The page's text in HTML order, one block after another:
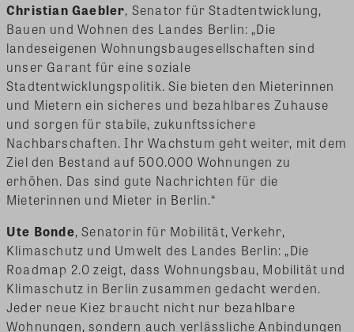
Christian Gaebler, Senator für Stadtentwicklung,
Bauen und Wohnen des Landes Berlin: „Die
landeseigenen Wohnungsbaugesellschaften sind
unser Garant für eine soziale
Stadtentwicklungspolitik. Sie bieten den Mieterinnen
und Mietern ein sicheres und bezahlbares Zuhause
und sorgen für stabile, zukunftssichere
Nachbarschaften. Ihr Wachstum geht weiter, mit dem
Ziel den Bestand auf 500.000 Wohnungen zu
erhöhen. Das sind gute Nachrichten für die
Mieterinnen und Mieter in Berlin.“
Ute Bonde, Senatorin für Mobilität, Verkehr,
Klimaschutz und Umwelt des Landes Berlin: „Die
Roadmap 2.0 zeigt, dass Wohnungsbau, Mobilität und
Klimaschutz in Berlin zusammen gedacht werden.
Jeder neue Kiez braucht nicht nur bezahlbare
Wohnungen, sondern auch verlässliche Anbindungen